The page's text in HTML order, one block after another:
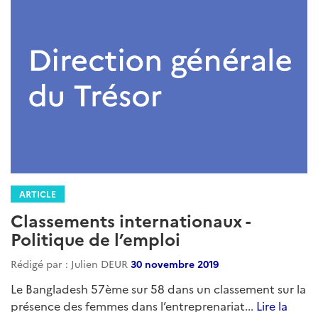
ARTICLE
Classements internationaux -
Politique de l’emploi
Rédigé par : Julien DEUR 30 novembre 2019
Le Bangladesh 57ème sur 58 dans un classement sur la
présence des femmes dans l’entreprenariat... Lire la